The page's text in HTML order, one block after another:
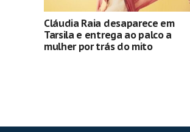
Cláudia Raia desaparece em
Tarsila e entrega ao palco a
mulher por trás do mito